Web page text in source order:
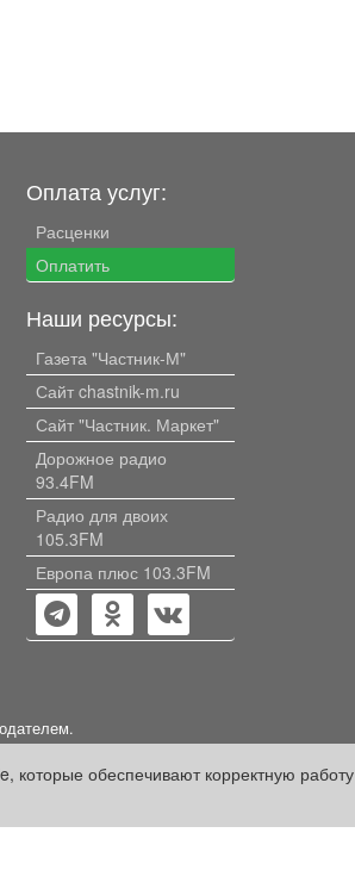
которые обеспечивают корректную работу
Оплата услуг:
Расценки
Оплатить
Наши ресурсы:
Газета "Частник-М"
Сайт chastnik-m.ru
Сайт "Частник. Маркет"
Дорожное радио
93.4FM
Радио для двоих
105.3FM
Европа плюс 103.3FM
материалах и объявлениях.